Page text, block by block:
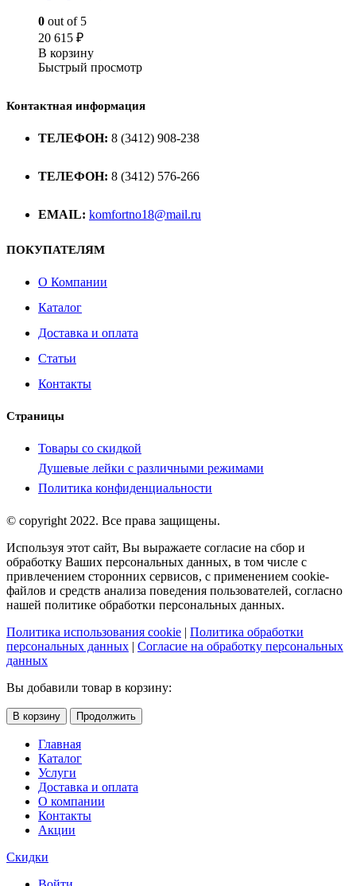
0 out of 5
20 615 ₽
В корзину
Быстрый просмотр
Контактная информация
ТЕЛЕФОН: 8 (3412) 908-238
ТЕЛЕФОН: 8 (3412) 576-266
EMAIL: komfortno18@mail.ru
ПОКУПАТЕЛЯМ
О Компании
Каталог
Доставка и оплата
Статьи
Контакты
Страницы
Товары со скидкой
Душевые лейки с различными режимами
Политика конфиденциальности
© copyright 2022. Все права защищены.
Используя этот сайт, Вы выражаете согласие на сбор и
обработку Ваших персональных данных, в том числе с
привлечением сторонних сервисов, с применением cookie-
файлов и средств анализа поведения пользователей, согласно
нашей политике обработки персональных данных.
Политика использования cookie | Политика обработки
персональных данных | Согласие на обработку персональных
данных
Вы добавили товар в корзину:
В корзину Продолжить
Главная
Каталог
Услуги
Доставка и оплата
О компании
Контакты
Акции
Скидки